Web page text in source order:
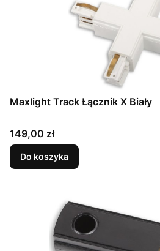
Maxlight Track Łącznik X Biały
Cena
149,00 zł
Do koszyka